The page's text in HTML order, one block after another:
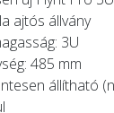
ajtós állvány
3U
485 mm
állítható